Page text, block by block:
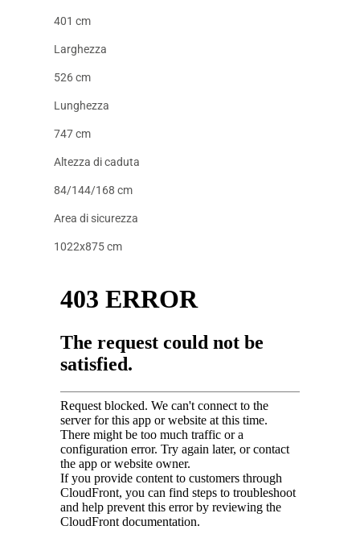
401 cm
Larghezza
526 cm
Lunghezza
747 cm
Altezza di caduta
84/144/168 cm
Area di sicurezza
1022x875 cm